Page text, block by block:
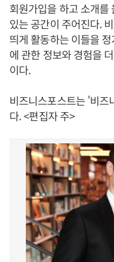
회원가입을 하고 소개를
있는 공간이 주어진다.
띄게 활동하는 이들을
에 관한 정보와 경험을
이다.
비즈니스포스트는 '비즈
다. <편집자 주>